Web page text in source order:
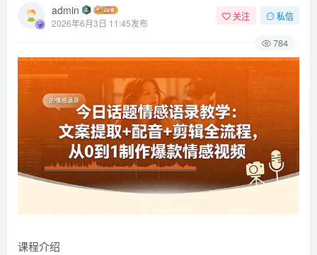
admin
2026年6月3日 11:45发布
关注 私信
784
课程介绍